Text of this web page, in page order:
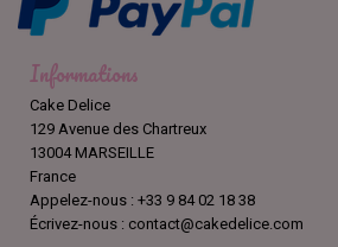
Informations
Cake Delice
129 Avenue des Chartreux
13004 MARSEILLE
France
Appelez-nous : +33 9 84 02 18 38
Écrivez-nous : contact@cakedelice.com